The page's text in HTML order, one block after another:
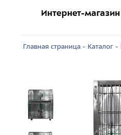
Интернет-магазин
Главная страница - Каталог -